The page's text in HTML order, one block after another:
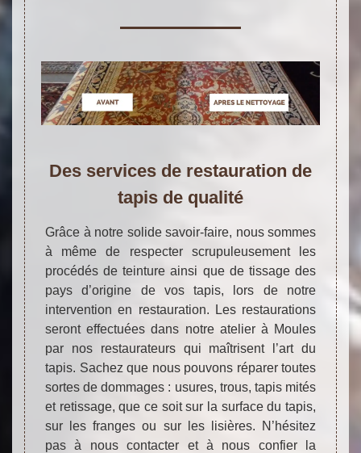
Des services de restauration de
tapis de qualité
Grâce à notre solide savoir-faire, nous sommes
à même de respecter scrupuleusement les
procédés de teinture ainsi que de tissage des
pays d’origine de vos tapis, lors de notre
intervention en restauration. Les restaurations
seront effectuées dans notre atelier à Moules
par nos restaurateurs qui maîtrisent l’art du
tapis. Sachez que nous pouvons réparer toutes
sortes de dommages : usures, trous, tapis mités
et retissage, que ce soit sur la surface du tapis,
sur les franges ou sur les lisières. N’hésitez
pas à nous contacter et à nous confier la